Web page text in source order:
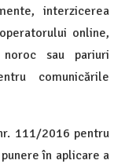
interzicerea
online,
sau pariuri
comunicările
111/2016 pentru
în aplicare a